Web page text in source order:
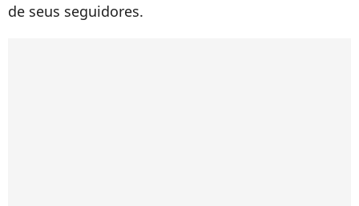
de seus seguidores.